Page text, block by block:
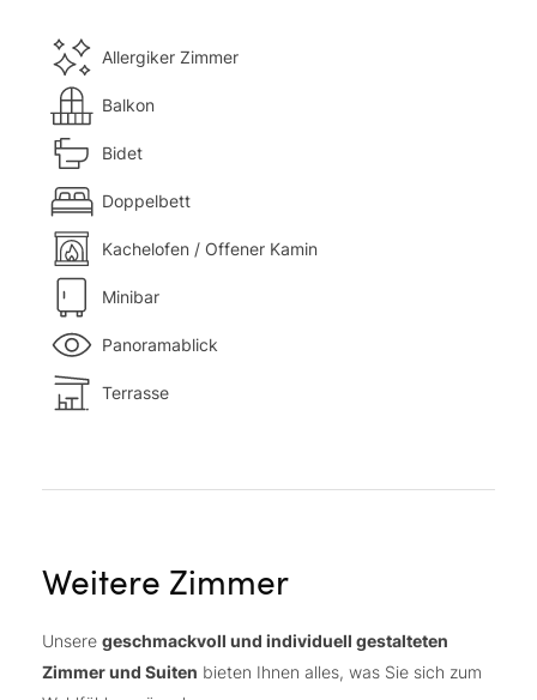
Allergiker Zimmer
Balkon
Bidet
Doppelbett
Kachelofen / Offener Kamin
Minibar
Panoramablick
Terrasse
Weitere Zimmer
Unsere geschmackvoll und individuell gestalteten
Zimmer und Suiten bieten Ihnen alles, was Sie sich zum